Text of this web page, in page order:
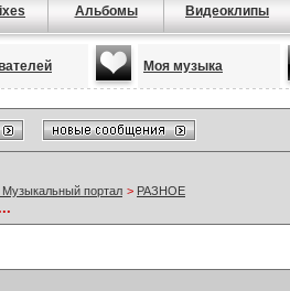
Альбомы Видеоклипы
Моя музыка
Музыкальный портал > РАЗНОЕ